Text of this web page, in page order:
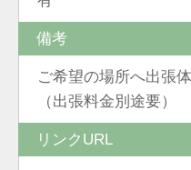
備考
ご希望の場所へ出張
（出張料金別途要）
リンクURL